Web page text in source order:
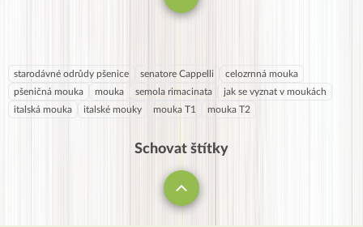
starodávné odrůdy pšenice senatore Cappelli
celozrnná mouka
pšeničná mouka
mouka semola rimacinata
jak se vyznat v moukách
italská mouka
italské mouky mouka T1 mouka T2
Schovat štítky